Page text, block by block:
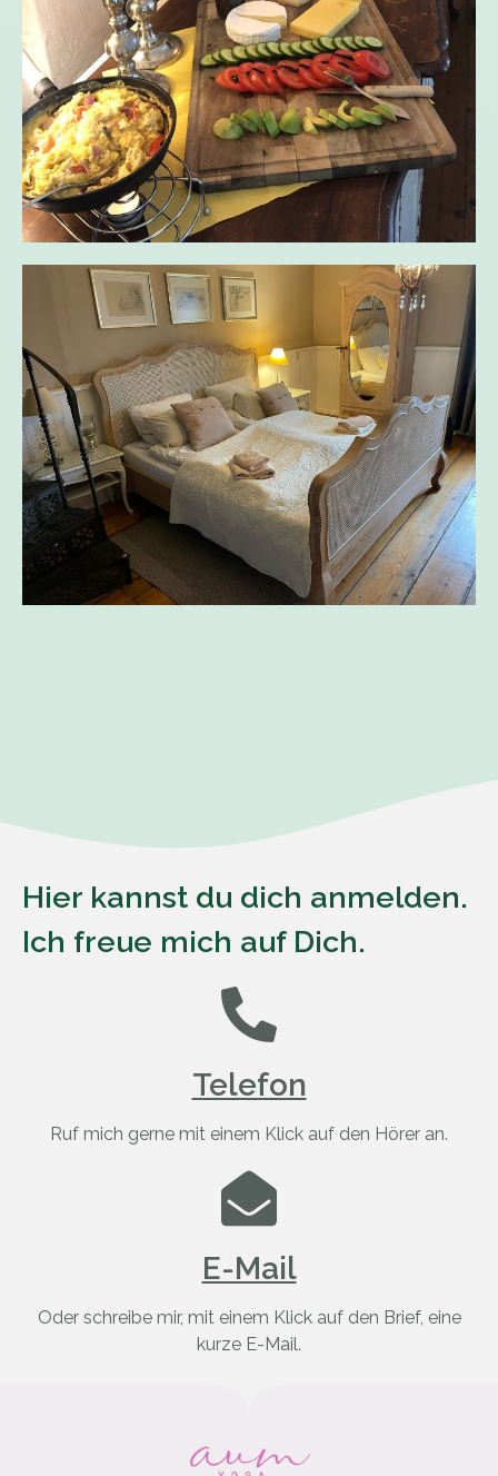
Hier kannst du dich anmelden.
Ich freue mich auf Dich.
Telefon
Ruf mich gerne mit einem Klick auf den Hörer an.
E-Mail
Oder schreibe mir, mit einem Klick auf den Brief, eine
kurze E-Mail.